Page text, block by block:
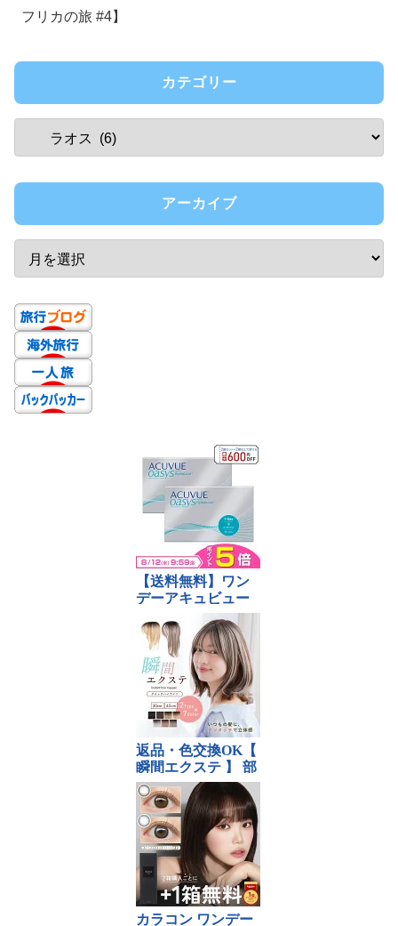
フリカの旅 #4】
カテゴリー
アーカイブ